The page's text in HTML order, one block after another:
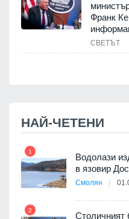
Франк
СВЕТЪТ
НАЙ-ЧЕТЕНИ
1
Водолази
в язовир
Смолян
2
Столичният